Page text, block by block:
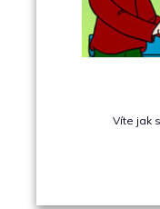
Víte jak